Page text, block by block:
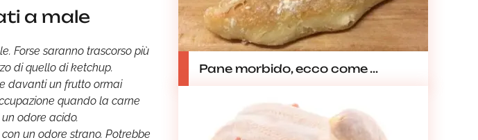
a male
Forse saranno trascorso più
di quello di ketchup.
davanti un frutto ormai
quando la carne
odore acido.
un odore strano. Potrebbe
Pane morbido, ecco come ...